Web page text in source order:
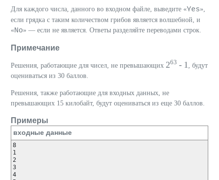
Для каждого числа, данного во входном файле, выведите «Yes»,
если грядка с таким количеством грибов является волшебной, и
«No» — если не является. Ответы разделяйте переводами строк.
Примечание
Решения, работающие для чисел, не превышающих 263 - 1
, будут
оцениваться из 30 баллов.
Решения, также работающие для входных данных, не
превышающих 15 килобайт, будут оцениваться из еще 30 баллов.
Примеры
входные данные
8
1
2
3
4